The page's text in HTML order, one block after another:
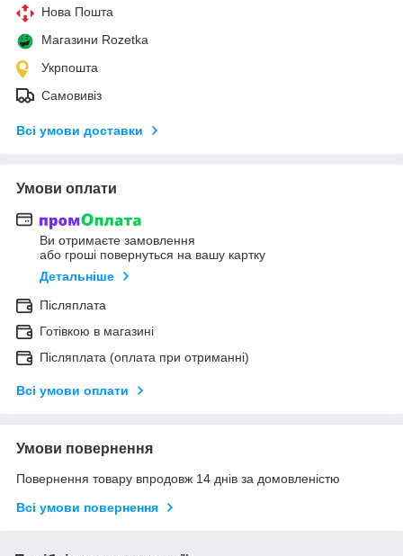
Нова Пошта
Магазини Rozetka
Укрпошта
Самовивіз
Всі умови доставки
Умови оплати
Ви отримаєте замовлення
або гроші повернуться на вашу картку
Детальніше
Післяплата
Готівкою в магазині
Післяплата (оплата при отриманні)
Всі умови оплати
Умови повернення
Повернення товару впродовж 14 днів за домовленістю
Всі умови повернення